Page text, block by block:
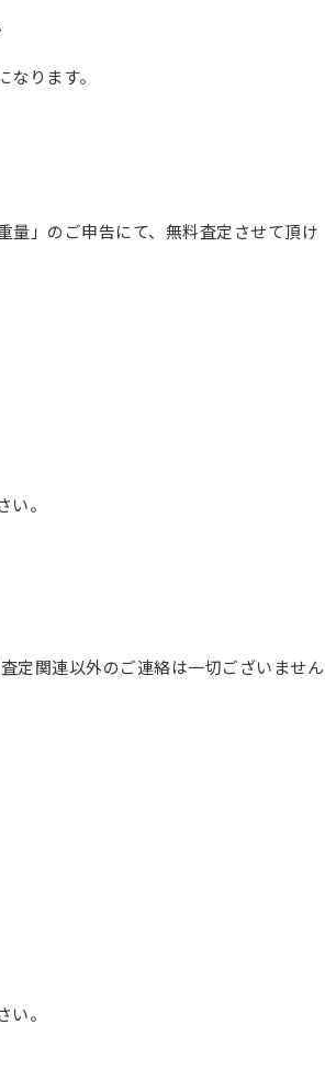
ります。
量」のご申告にて、無料査定させて頂け
。
定関連以外のご連絡は一切ございません
。